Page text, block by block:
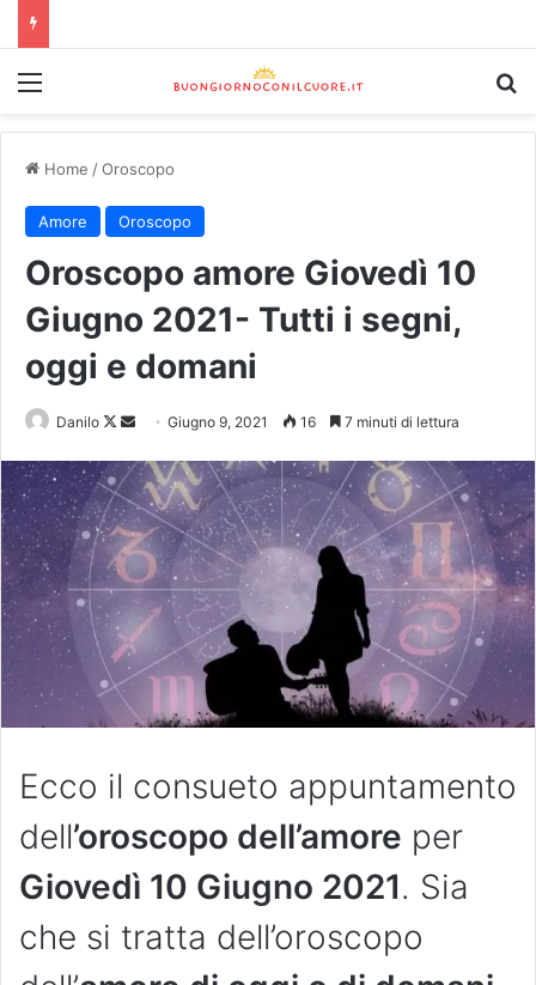
Home /Oroscopo
Amore Oroscopo
Oroscopo amore Giovedì 10
Giugno 2021- Tutti i segni,
oggi e domani
Danilo Giugno 9, 2021 16 7 minuti di lettura
Ecco il consueto appuntamento
dell’oroscopo dell’amore per
Giovedì 10 Giugno 2021. Sia
che si tratta dell’oroscopo